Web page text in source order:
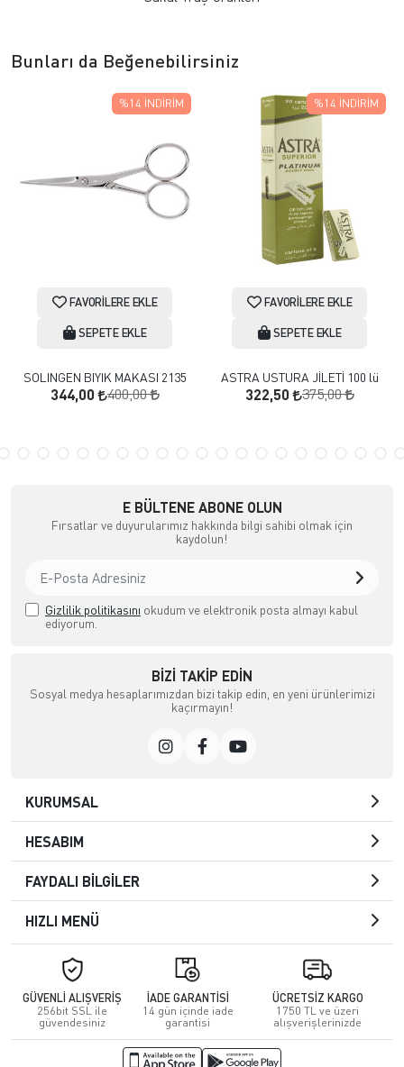
Bunları da Beğenebilirsiniz
FAVORILERE EKLE
SEPETE EKLE
SOLINGEN BIYIK MAKASI 2135
344,00 400,00
%14 İNDIRIM
FAVORILERE EKLE
SEPETE EKLE
ASTRA USTURA JİLETİ 100 lü
322,50 375,00
%14 İNDIRIM
E BÜLTENE ABONE OLUN
Fırsatlar ve duyurularımız hakkında bilgi sahibi olmak için
kaydolun!
Gizlilik politikasını okudum ve elektronik posta almayı kabul
ediyorum.
BIZI TAKIP EDIN
Sosyal medya hesaplarımızdan bizi takip edin, en yeni ürünlerimizi
kaçırmayın!
KURUMSAL
HESABIM
FAYDALI BİLGİLER
HIZLI MENÜ
GÜVENLİ ALIŞVERİŞ
256bit SSL ile
güvendesiniz
İADE GARANTİSİ
14 gün içinde iade
garantisi
ÜCRETSİZ KARGO
1750 TL ve üzeri
alışverişlerinizde